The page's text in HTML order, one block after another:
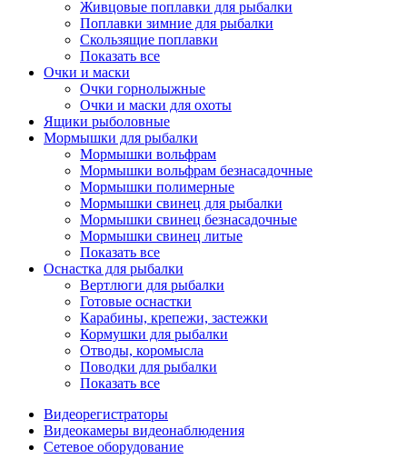
Живцовые поплавки для рыбалки
Поплавки зимние для рыбалки
Скользящие поплавки
Показать все
Очки и маски
Очки горнолыжные
Очки и маски для охоты
Ящики рыболовные
Мормышки для рыбалки
Мормышки вольфрам
Мормышки вольфрам безнасадочные
Мормышки полимерные
Мормышки свинец для рыбалки
Мормышки свинец безнасадочные
Мормышки свинец литые
Показать все
Оснастка для рыбалки
Вертлюги для рыбалки
Готовые оснастки
Карабины, крепежи, застежки
Кормушки для рыбалки
Отводы, коромысла
Поводки для рыбалки
Показать все
Видеорегистраторы
Видеокамеры видеонаблюдения
Сетевое оборудование